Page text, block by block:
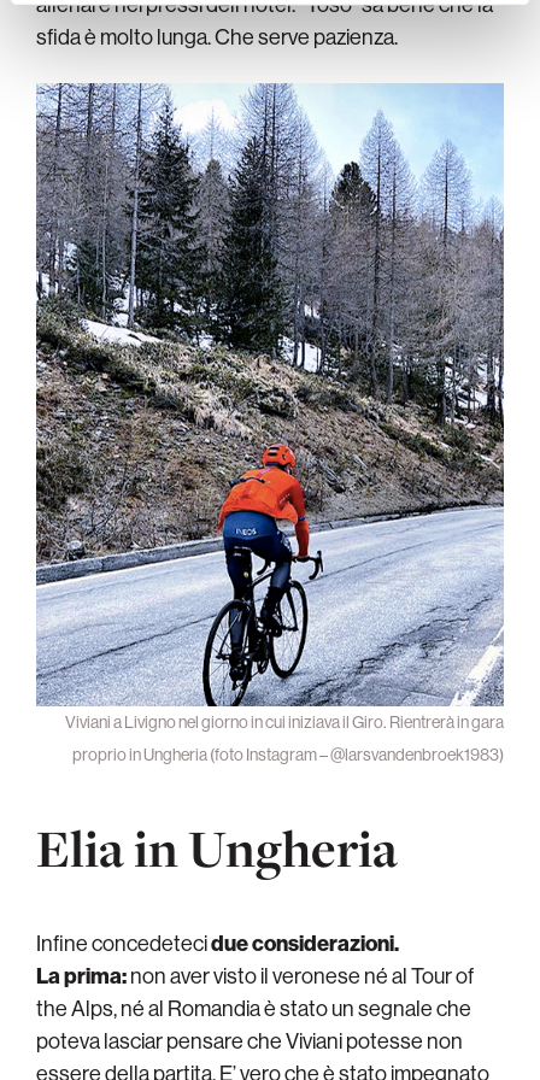
sfida è molto lunga. Che serve pazienza.
Viviani a Livigno nel giorno in cui iniziava il Giro. Rientrerà in gara
proprio in Ungheria (foto Instagram – @larsvandenbroek1983)
Elia in Ungheria
Infine concedetecidue considerazioni.
La prima:non aver visto il veronese né al Tour of
the Alps, né al Romandia è stato un segnale che
poteva lasciar pensare che Viviani potesse non
essere della partita. E’ vero che è stato impegnato